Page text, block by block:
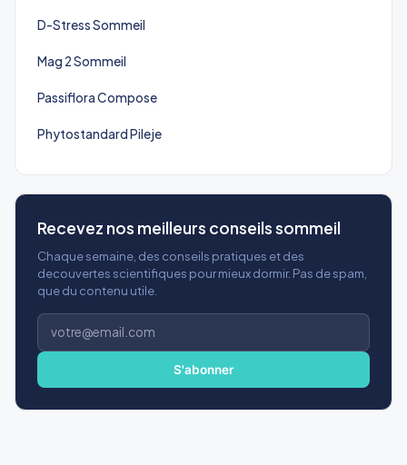
D-Stress Sommeil
Mag 2 Sommeil
Passiflora Compose
Phytostandard Pileje
Recevez nos meilleurs conseils sommeil
Chaque semaine, des conseils pratiques et des
decouvertes scientifiques pour mieux dormir. Pas de spam,
que du contenu utile.
Adresse
e-
S'abonner